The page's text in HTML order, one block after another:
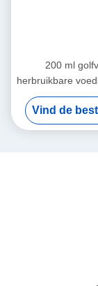
200 ml
herbruikbare
kleur gel
kinderen
voedsel
Vind de